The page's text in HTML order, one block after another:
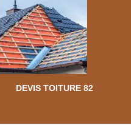
DEVIS TOITURE 82